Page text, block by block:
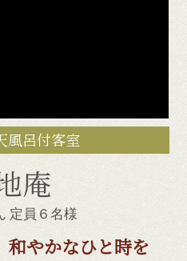
風呂付客室
庵
定員６名様
和やかなひと時を